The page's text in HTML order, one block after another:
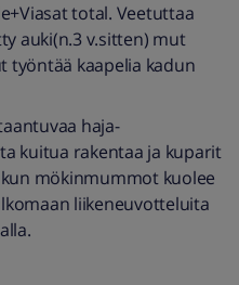
total. Veetuttaa
auki(n.3 v.sitten) mut
työntää kaapelia kadun
haja-
kuitua rakentaa ja kuparit
mökinmummot kuolee
liikeneuvotteluita